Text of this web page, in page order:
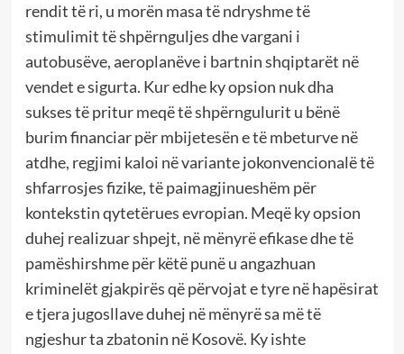
rendit të ri, u morën masa të ndryshme të
stimulimit të shpërnguljes dhe vargani i
autobusëve, aeroplanëve i bartnin shqiptarët në
vendet e sigurta. Kur edhe ky opsion nuk dha
sukses të pritur meqë të shpërngulurit u bënë
burim financiar për mbijetesën e të mbeturve në
atdhe, regjimi kaloi në variante jokonvencionalë të
shfarrosjes fizike, të paimagjinueshëm për
kontekstin qytetërues evropian. Meqë ky opsion
duhej realizuar shpejt, në mënyrë efikase dhe të
pamëshirshme për këtë punë u angazhuan
kriminelët gjakpirës që përvojat e tyre në hapësirat
e tjera jugosllave duhej në mënyrë sa më të
ngjeshur ta zbatonin në Kosovë. Ky ishte